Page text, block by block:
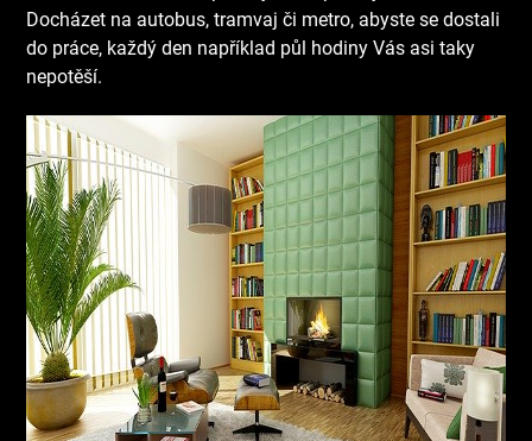
Docházet na autobus, tramvaj či metro, abyste se dostali
do práce, každý den například půl hodiny Vás asi taky
nepotěší.